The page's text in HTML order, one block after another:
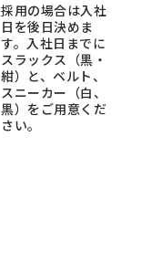
採用の場合は入社
日を後日決めま
す。入社日までに
スラックス（黒・
紺）と、ベルト、
スニーカー（白、
黒）をご用意くだ
さい。